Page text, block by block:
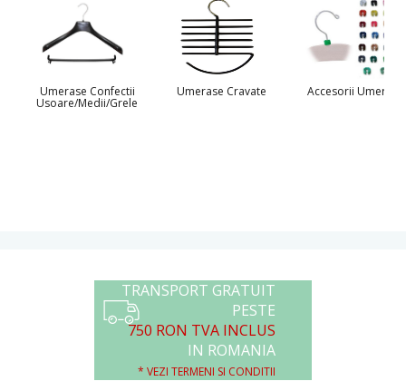
Umerase Confectii
Usoare/Medii/Grele
Umerase Cravate Accesorii Umerase
TRANSPORT GRATUIT
PESTE
750 RON TVA INCLUS
IN ROMANIA
* VEZI TERMENI SI CONDITII